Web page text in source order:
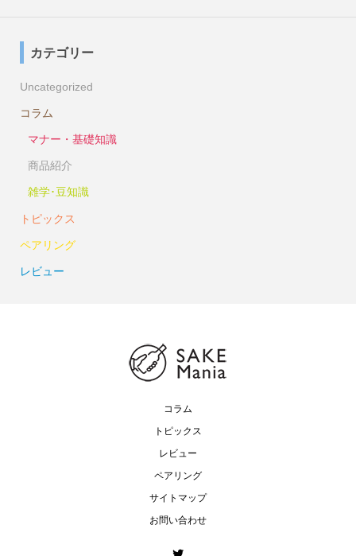
カテゴリー
Uncategorized
コラム
マナー・基礎知識
商品紹介
雑学･豆知識
トピックス
ペアリング
レビュー
コラム
トピックス
レビュー
ペアリング
サイトマップ
お問い合わせ